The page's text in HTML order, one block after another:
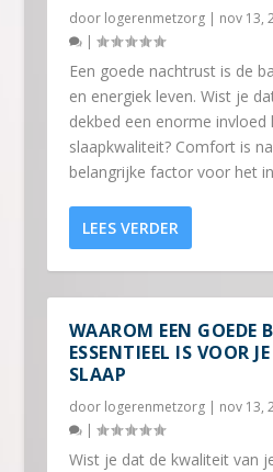
door logerenmetzorg| nov 13,
|
Een goede nachtrust is de
en energiek leven. Wist je
dekbed een enorme
slaapkwaliteit? Comfort is
belangrijke factor voor het
LEES VERDER
WAAROM EEN GOEDE
ESSENTIEEL IS VOOR
SLAAP
door logerenmetzorg| nov 13,
|
Wist je dat de kwaliteit van